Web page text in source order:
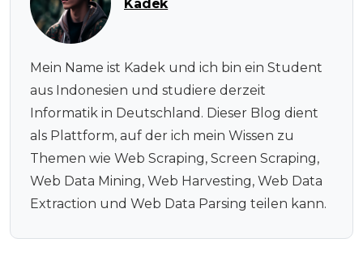
Kadek
Mein Name ist Kadek und ich bin ein Student
aus Indonesien und studiere derzeit
Informatik in Deutschland. Dieser Blog dient
als Plattform, auf der ich mein Wissen zu
Themen wie Web Scraping, Screen Scraping,
Web Data Mining, Web Harvesting, Web Data
Extraction und Web Data Parsing teilen kann.